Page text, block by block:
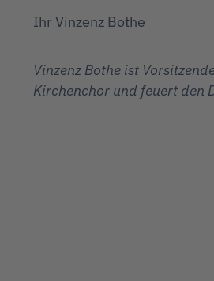
Ihr Vinzenz Bothe
Vinzenz Bothe ist
Kirchenchor und feuert den